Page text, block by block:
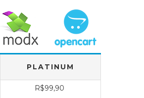
PLATINUM
R$99,90